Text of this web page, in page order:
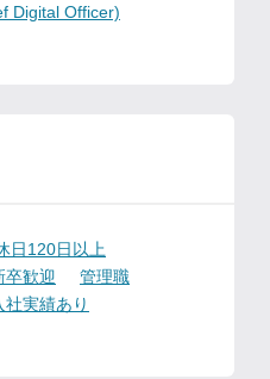
Digital Officer)
日120日以上
卒歓迎
管理職
社実績あり